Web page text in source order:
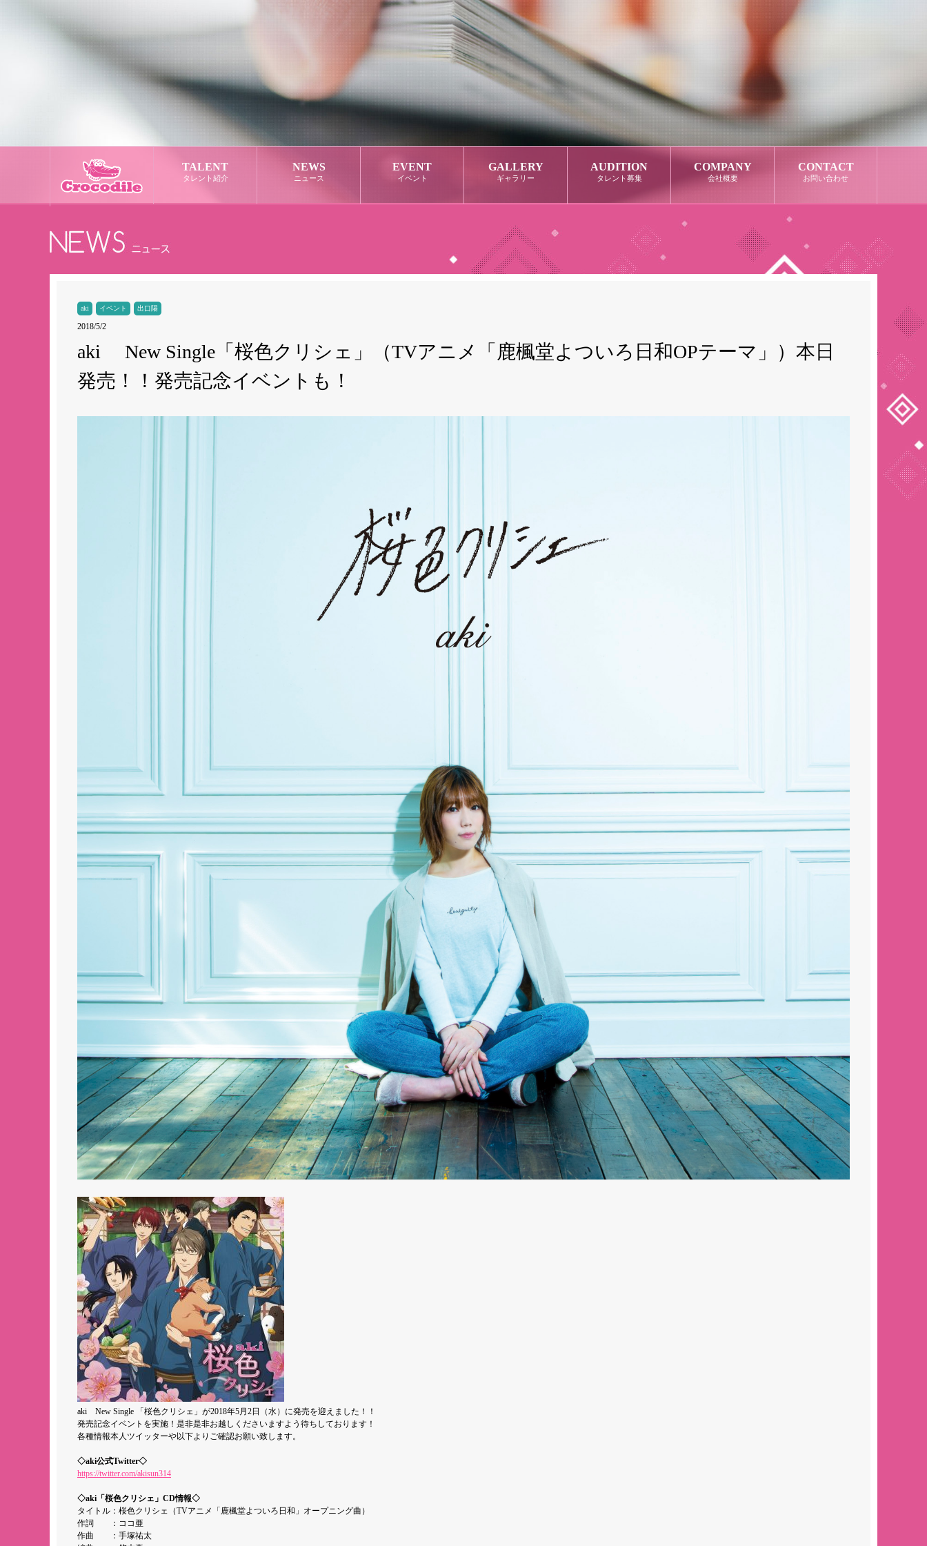
TALENT
タレント紹介
NEWS
ニュース
EVENT
イベント
GALLERY
ギャラリー
AUDITION
タレント募集
COMPANY
会社概要
CONTACT
お問い合わせ
aki イベント 出口陽
2018/5/2
aki New Single「桜色クリシェ」（TVアニメ「鹿楓堂よついろ日和OPテーマ」）本日
発売！！発売記念イベントも！
aki New Single 「桜色クリシェ」が2018年5月2日（水）に発売を迎えました！！
発売記念イベントを実施！是非是非お越しくださいますよう待ちしております！
各種情報本人ツイッターや以下よりご確認お願い致します。
◇aki公式Twitter◇
https://twitter.com/akisun314
◇aki「桜色クリシェ」CD情報◇
タイトル：桜色クリシェ（TVアニメ「鹿楓堂よついろ日和」オープニング曲）
作詞 ：ココ亜
作曲 ：手塚祐太